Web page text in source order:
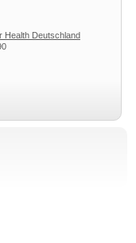
Health Deutschland